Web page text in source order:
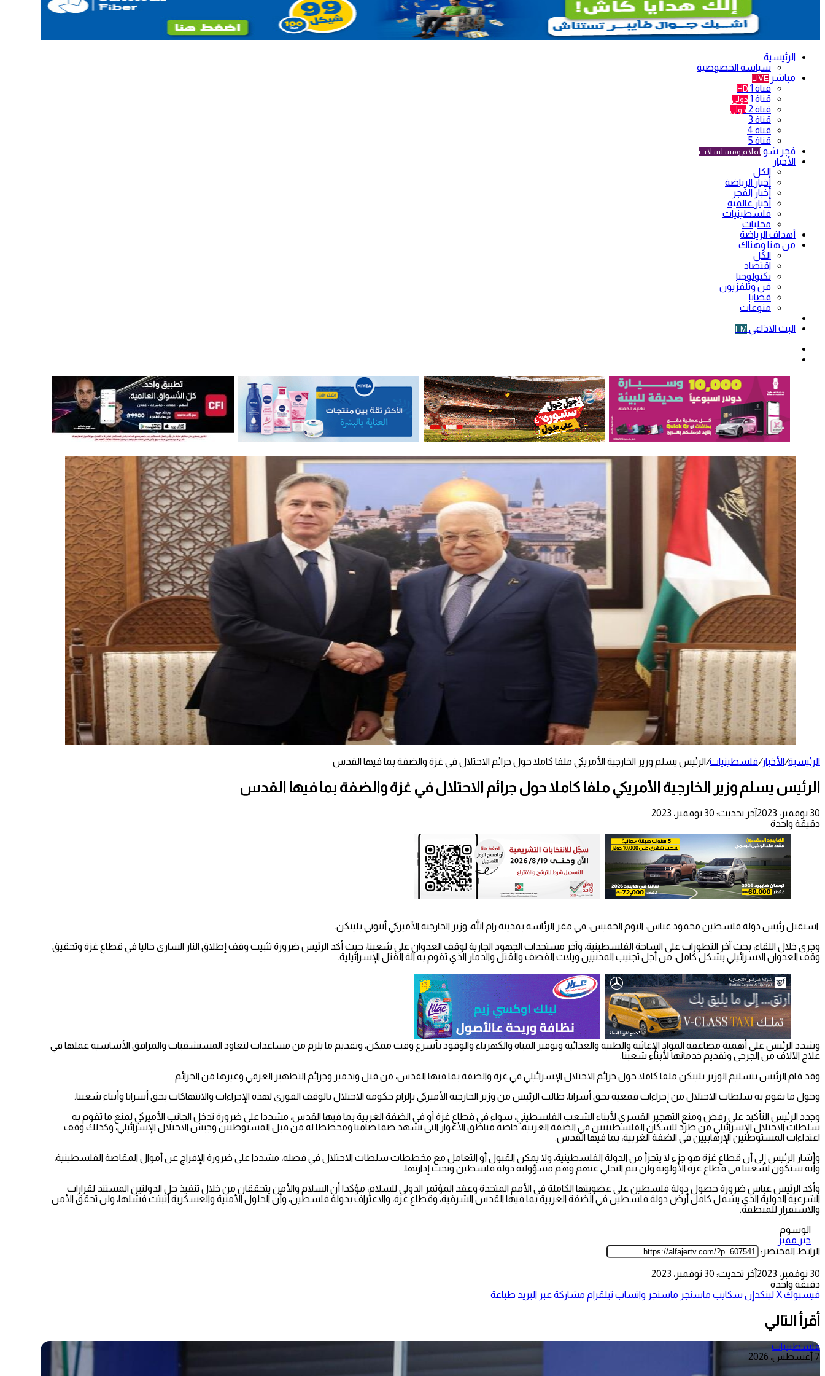
الرئيسية
سياسة الخصوصية
مباشر LIVE
قناة 1 HD
قناة 1 دولي
قناة 2 دولي
قناة 3
قناة 4
قناة 5
فجر شو أفلام ومسلسلات
الأخبار
الكل
أخبار الرياضة
أخبار الفجر
أخبار عالمية
فلسطينيات
محليات
أهداف الرياضة
من هنا وهناك
الكل
اقتصاد
تكنولوجيا
فن وتلفزيون
قضايا
منوعات
البث الاذاعي FM
الرئيسية/الأخبار/فلسطينيات/الرئيس يسلم وزير الخارجية الأمريكي ملفا كاملا حول جرائم الاحتلال في غزة والضفة بما فيها القدس
الرئيس يسلم وزير الخارجية الأمريكي ملفا كاملا حول جرائم الاحتلال في غزة والضفة بما فيها القدس
30 نوفمبر، 2023
آخر تحديث: 30 نوفمبر، 2023
دقيقة واحدة
استقبل رئيس دولة فلسطين محمود عباس، اليوم الخميس، في مقر الرئاسة بمدينة رام الله، وزير الخارجية الأميركي أنتوني بلينكن.
وجرى خلال اللقاء، بحث آخر التطورات على الساحة الفلسطينية، وآخر مستجدات الجهود الجارية لوقف العدوان على شعبنا، حيث أكد الرئيس ضرورة تثبيت وقف إطلاق النار الساري حاليا في قطاع غزة وتحقيق
وقف العدوان الاسرائيلي بشكل كامل، من أجل تجنيب المدنيين ويلات القصف والقتل والدمار الذي تقوم به آلة القتل الإسرائيلية.
وشدد الرئيس على أهمية مضاعفة المواد الإغاثية والطبية والغذائية وتوفير المياه والكهرباء والوقود بأسرع وقت ممكن، وتقديم ما يلزم من مساعدات لتعاود المستشفيات والمرافق الأساسية عملها في
علاج الآلاف من الجرحى وتقديم خدماتها لأبناء شعبنا.
وقد قام الرئيس بتسليم الوزير بلينكن ملفا كاملا حول جرائم الاحتلال الإسرائيلي في غزة والضفة بما فيها القدس، من قتل وتدمير وجرائم التطهير العرقي وغيرها من الجرائم.
وحول ما تقوم به سلطات الاحتلال من إجراءات قمعية بحق أسرانا، طالب الرئيس من وزير الخارجية الأميركي بإلزام حكومة الاحتلال بالوقف الفوري لهذه الإجراءات والانتهاكات بحق أسرانا وأبناء شعبنا.
وجدد الرئيس التأكيد على رفض ومنع التهجير القسري لأبناء الشعب الفلسطيني، سواء في قطاع غزة أو في الضفة الغربية بما فيها القدس، مشددا على ضرورة تدخل الجانب الأميركي لمنع ما تقوم به
سلطات الاحتلال الإسرائيلي من طرد للسكان الفلسطينيين في الضفة الغربية، خاصة مناطق الأغوار التي تشهد ضما صامتا ومخططا له من قبل المستوطنين وجيش الاحتلال الإسرائيلي، وكذلك وقف
اعتداءات المستوطنين الإرهابيين في الضفة الغربية، بما فيها القدس.
وأشار الرئيس إلى أن قطاع غزة هو جزء لا يتجزأ من الدولة الفلسطينية، ولا يمكن القبول أو التعامل مع مخططات سلطات الاحتلال في فصله، مشددا على ضرورة الإفراج عن أموال المقاصة الفلسطينية،
وأنه ستكون لشعبنا في قطاع غزة الأولوية ولن يتم التخلي عنهم وهم مسؤولية دولة فلسطين وتحت إدارتها.
وأكد الرئيس عباس ضرورة حصول دولة فلسطين على عضويتها الكاملة في الأمم المتحدة وعقد المؤتمر الدولي للسلام، مؤكدا أن السلام والأمن يتحققان من خلال تنفيذ حل الدولتين المستند لقرارات
الشرعية الدولية الذي يشمل كامل أرض دولة فلسطين في الضفة الغربية بما فيها القدس الشرقية، وقطاع غزة، والاعتراف بدولة فلسطين، وأن الحلول الأمنية والعسكرية أثبتت فشلها، ولن تحقق الأمن
والاستقرار للمنطقة.
الوسوم
خبر مميز
الرابط المختصر:
30 نوفمبر، 2023
آخر تحديث: 30 نوفمبر، 2023
دقيقة واحدة
فيسبوك‫Xلينكدإن سكايب ماسنجر ماسنجر واتساب تيلقرام مشاركة عبر البريد طباعة
أقرأ التالي
فلسطينيات
7 أغسطس، 2026